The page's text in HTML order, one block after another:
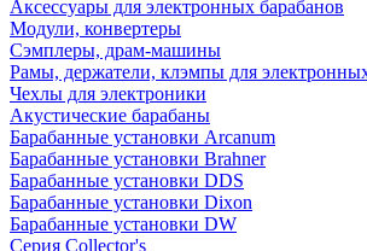
Аксессуары для электронных барабанов
Модули, конвертеры
Сэмплеры, драм-машины
Рамы, держатели, клэмпы для
Чехлы для электроники
Акустические барабаны
Барабанные установки Arcanum
Барабанные установки Brahner
Барабанные установки DDS
Барабанные установки Dixon
Барабанные установки DW
Серия Collector's